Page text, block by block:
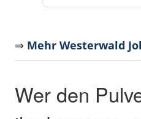
⇒ Mehr Westerwald
Wer den